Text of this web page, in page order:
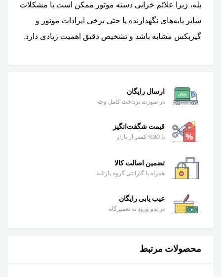
بله، زیرا علائم خرابی دسته موتور ممکن است با مشکلات
سایر پایه‌های نگهدارنده یا حتی برخی ایرادات موتور و
گیربکس مشابه باشد و تشخیص دقیق اهمیت زیادی دارد.
ارسال رایگان
در صورت پرداخت کامل وجه
قیمت شگفت‌انگیز
تا 30% کمتر از بازار
تضمین اصالت کالا
همراه با گارانتی گروه پارتلند
عیب یابی رایگان
در بدو ورود به تعمیرگاه
محصولات مرتبط